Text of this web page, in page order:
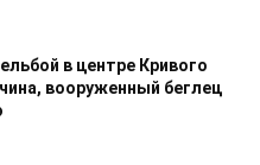
в центре Кривого
вооруженный беглец